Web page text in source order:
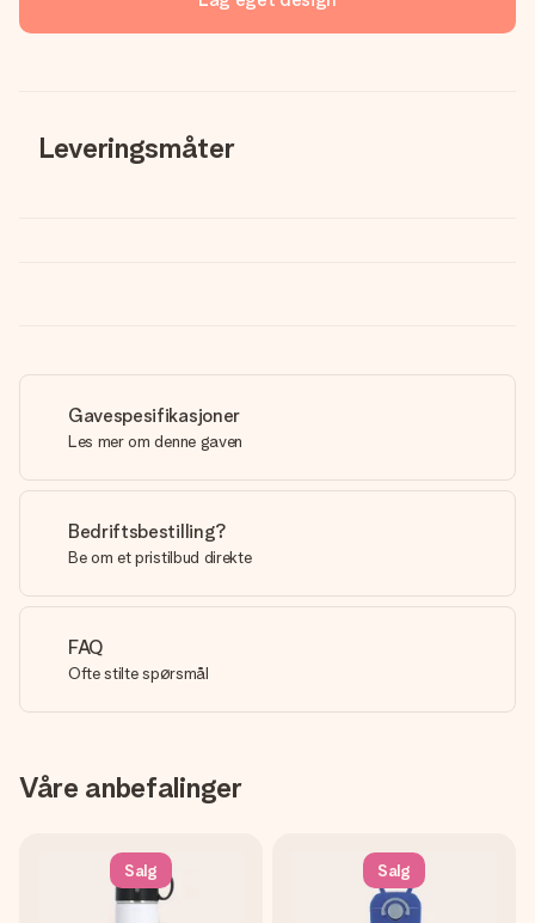
Leveringsmåter
Gavespesifikasjoner
Les mer om denne gaven
Bedriftsbestilling?
Be om et pristilbud direkte
FAQ
Ofte stilte spørsmål
Våre anbefalinger
Salg Salg